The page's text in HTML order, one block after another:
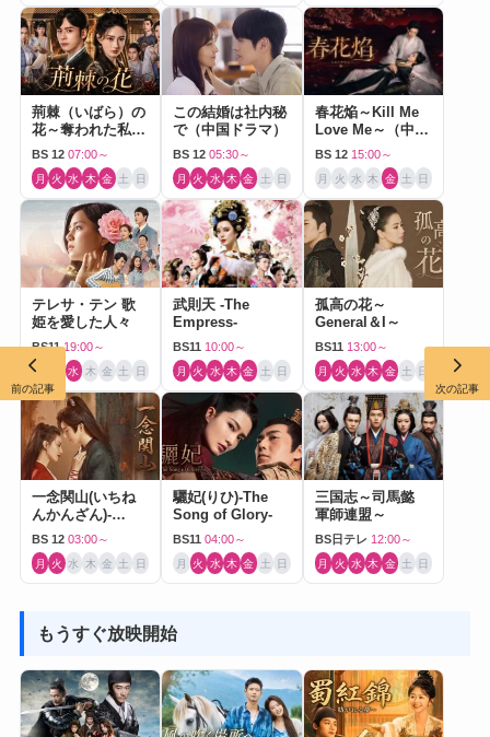
荊棘（いばら）の
花～奪われた私～
（中国ドラマ）
BS 12 07:00～
月 火 水 木 金 土 日
この結婚は社内秘
で（中国ドラマ）
BS 12 05:30～
月 火 水 木 金 土 日
春花焔～Kill Me
Love Me～（中国
ドラマ）
BS 12 15:00～
月 火 水 木 金 土 日
テレサ・テン 歌
姫を愛した人々
BS11 19:00～
月 水 木 金 土 日
武則天 -The
Empress-
BS11 10:00～
月 火 水 木 金 土 日
孤高の花～
General＆I～
BS11 13:00～
月 火 水 木 金 土 日
一念関山(いちね
んかんざん)-
Journey to Love-
BS 12 03:00～
月 火 水 木 金 土 日
驪妃(りひ)-The
Song of Glory-
BS11 04:00～
月 火 水 木 金 土 日
三国志～司馬懿
軍師連盟～
BS日テレ 12:00～
月 火 水 木 金 土 日
もうすぐ放映開始
前の記事 次の記事